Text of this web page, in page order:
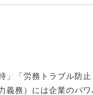
「労務トラブル防
義務）には企業のパ